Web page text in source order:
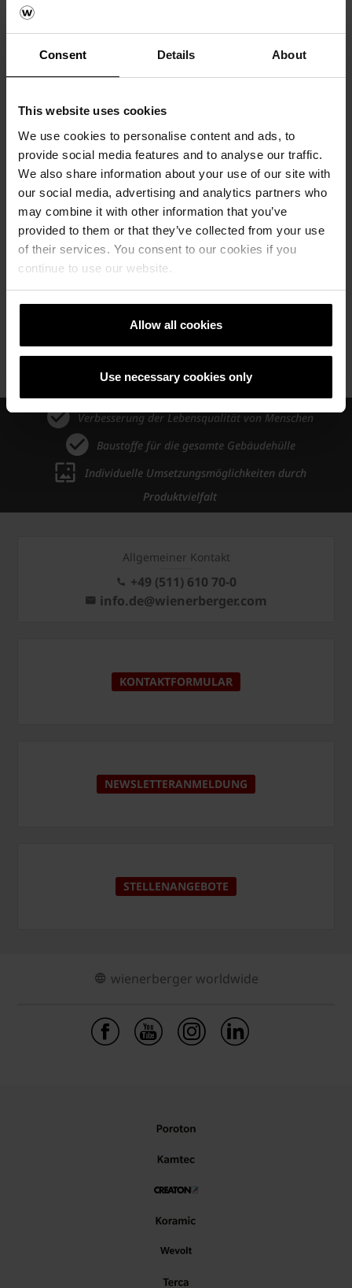
Consent Details About
This website uses cookies
We use cookies to personalise content and ads, to
provide social media features and to analyse our traffic.
We also share information about your use of our site with
our social media, advertising and analytics partners who
may combine it with other information that you’ve
provided to them or that they’ve collected from your use
of their services. You consent to our cookies if you
continue to use our website.
Allow all cookies
Use necessary cookies only
Format
Abmessungen
L x B x H
(mm)
NF - Riemchen
NF - Winkelriemchen 240/115x14x71 35800436
NF -
Läuferwinkelriemchen
240x14x71/115 35800437
Norm:
Produkte Fassade
Produktkatalog Riemchen
Urban Vulkangrau
Verbesserung der Lebensqualität von Menschen
Baustoffe für die gesamte Gebäudehülle
Individuelle Umsetzungsmöglichkeiten durch
Produktvielfalt
Allgemeiner Kontakt
+49 (511) 610 70-0
info.de@wienerberger.com
KONTAKTFORMULAR
NEWSLETTERANMELDUNG
STELLENANGEBOTE
wienerberger worldwide